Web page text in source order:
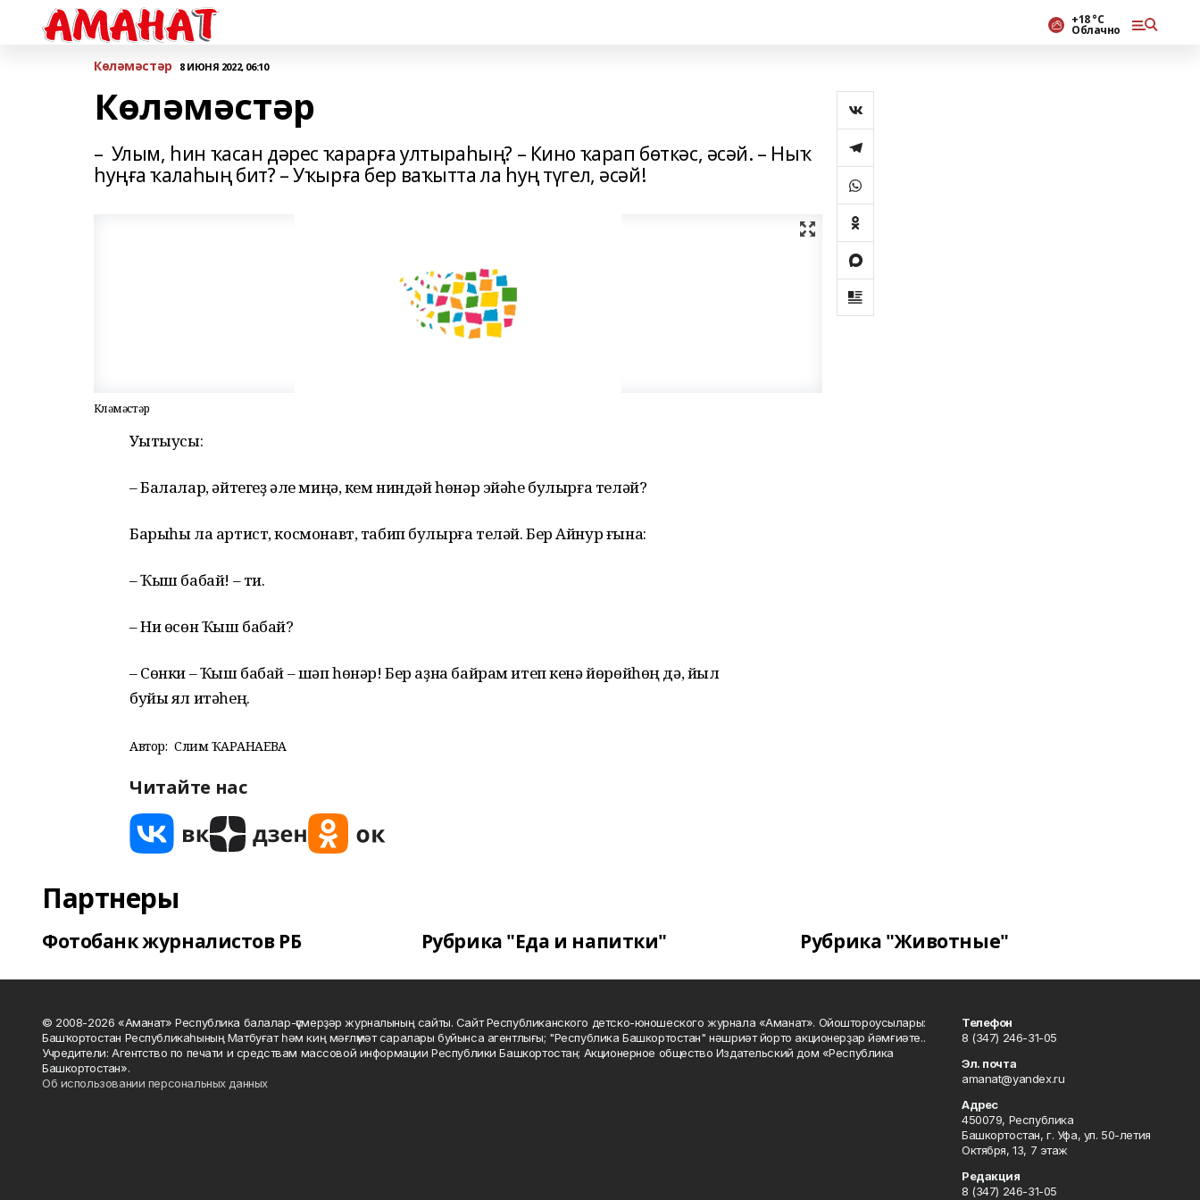
+18 °С
Облачно
Көләмәстәр 8 ИЮНЯ 2022, 06:10
Көләмәстәр
– Улым, һин ҡасан дәрес ҡарарға ултыраһың? – Кино ҡарап бөткәс, әсәй. – Ныҡ
һуңға ҡалаһың бит? – Уҡырға бер ваҡытта ла һуң түгел, әсәй!
Көләмәстәр
Уҡытыусы:
– Балалар, әйтегеҙ әле миңә, кем ниндәй һөнәр эйәһе булырға теләй?
Барыһы ла артист, космонавт, табип булырға теләй. Бер Айнур ғына:
– Ҡыш бабай! – ти.
– Ни өсөн Ҡыш бабай?
– Сөнки – Ҡыш бабай – шәп һөнәр! Бер аҙна байрам итеп кенә йөрөйһөң дә, йыл
буйы ял итәһең.
Автор: Сәлимә ҠАРАНАЕВА
Читайте нас
Партнеры
Фотобанк журналистов РБ Рубрика "Еда и напитки" Рубрика "Животные"
© 2008-2026 «Аманат» Республика балалар-үҫмерҙәр журналының сайты. Сайт Республиканского детско-юношеского журнала «Аманат». Ойоштороусылары:
Башҡортостан Республикаһының Матбуғат һәм киң мәғлүмәт саралары буйынса агентлығы; "Республика Башкортостан" нәшриәт йорто акционерҙар йәмғиәте..
Учредители: Агентство по печати и средствам массовой информации Республики Башкортостан; Акционерное общество Издательский дом «Республика
Башкортостан».
Об использовании персональных данных
Телефон
8 (347) 246-31-05
Эл. почта
amanat@yandex.ru
Адрес
450079, Республика
Башкортостан, г. Уфа, ул. 50-летия
Октября, 13, 7 этаж
Редакция
8 (347) 246-31-05